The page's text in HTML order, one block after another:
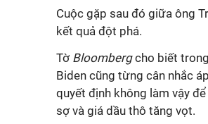
Cuộc gặp sau đó giữa ông
kết quả đột phá.
Tờ Bloombergcho biết
Biden cũng từng cân nhắc
quyết định không làm vậy
sợ và giá dầu thô tăng vọt.